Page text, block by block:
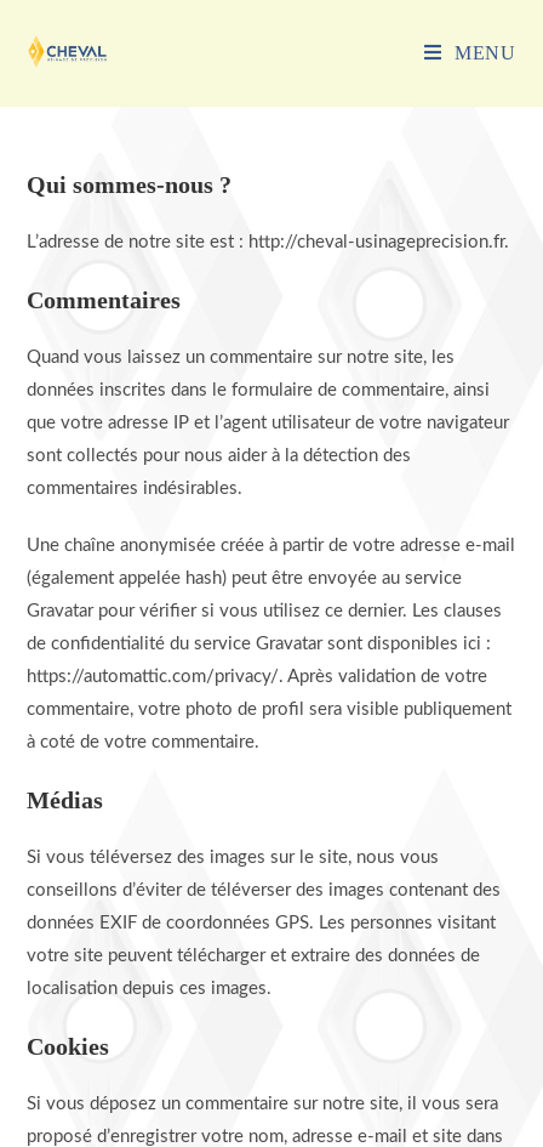
MENU
Qui sommes-nous ?
L’adresse de notre site est : http://cheval-usinageprecision.fr.
Commentaires
Quand vous laissez un commentaire sur notre site, les
données inscrites dans le formulaire de commentaire, ainsi
que votre adresse IP et l’agent utilisateur de votre navigateur
sont collectés pour nous aider à la détection des
commentaires indésirables.
Une chaîne anonymisée créée à partir de votre adresse e-mail
(également appelée hash) peut être envoyée au service
Gravatar pour vérifier si vous utilisez ce dernier. Les clauses
de confidentialité du service Gravatar sont disponibles ici :
https://automattic.com/privacy/. Après validation de votre
commentaire, votre photo de profil sera visible publiquement
à coté de votre commentaire.
Médias
Si vous téléversez des images sur le site, nous vous
conseillons d’éviter de téléverser des images contenant des
données EXIF de coordonnées GPS. Les personnes visitant
votre site peuvent télécharger et extraire des données de
localisation depuis ces images.
Cookies
Si vous déposez un commentaire sur notre site, il vous sera
proposé d’enregistrer votre nom, adresse e-mail et site dans